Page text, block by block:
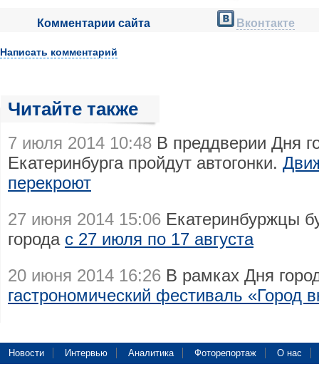
Комментарии сайта Вконтакте
Написать комментарий
Читайте также
7 июля 2014 10:48 В преддверии Дня
Екатеринбурга пройдут автогонки.
перекроют
27 июня 2014 15:06 Екатеринбуржцы
города с 27 июля по 17 августа
20 июня 2014 16:26 В рамках Дня
гастрономический фестиваль «Город
Новости Интервью Аналитика Фоторепортаж О нас